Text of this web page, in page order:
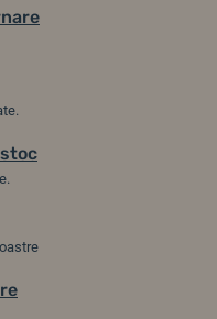
Boccia Titanium 3324-01
În stoc